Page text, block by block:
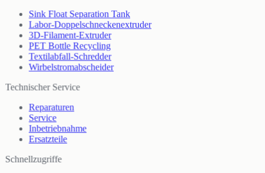
Sink Float Separation Tank
Labor-Doppelschneckenextruder
3D-Filament-Extruder
PET Bottle Recycling
Textilabfall-Schredder
Wirbelstromabscheider
Technischer Service
Reparaturen
Service
Inbetriebnahme
Ersatzteile
Schnellzugriffe